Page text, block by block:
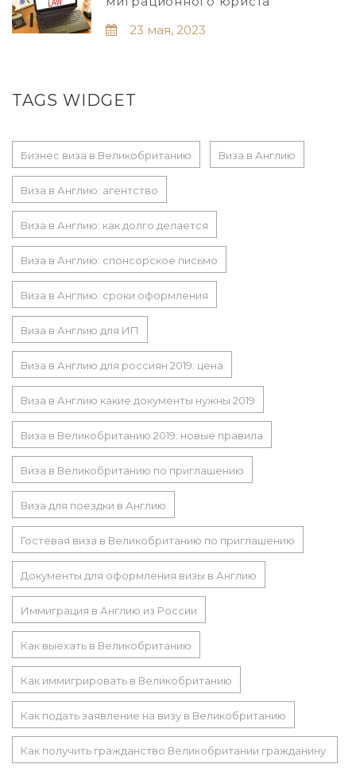
23 мая, 2023
TAGS WIDGET
Бизнес виза в Великобританию Виза в Англию
Виза в Англию: агентство
Виза в Англию: как долго делается
Виза в Англию: спонсорское письмо
Виза в Англию: сроки оформления
Виза в Англию для ИП
Виза в Англию для россиян 2019: цена
Виза в Англию какие документы нужны 2019
Виза в Великобританию 2019: новые правила
Виза в Великобританию по приглашению
Виза для поездки в Англию
Гостевая виза в Великобританию по приглашению
Документы для оформления визы в Англию
Иммиграция в Англию из России
Как выехать в Великобританию
Как иммигрировать в Великобританию
Как подать заявление на визу в Великобританию
Как получить гражданство Великобритании гражданину